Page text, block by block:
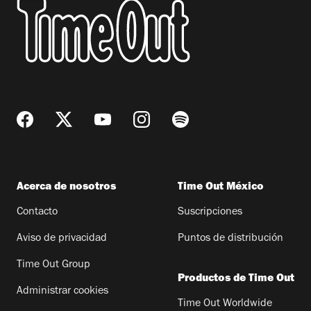
Acerca de nosotros
Contacto
Aviso de privacidad
Time Out Group
Administrar cookies
Time Out México
Suscripciones
Puntos de distribución
Productos de Time Out
Time Out Worldwide